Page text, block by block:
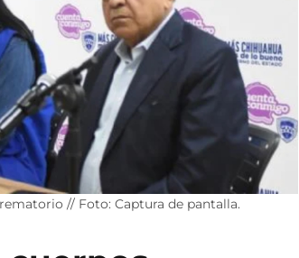
// Foto: Captura de pantalla.